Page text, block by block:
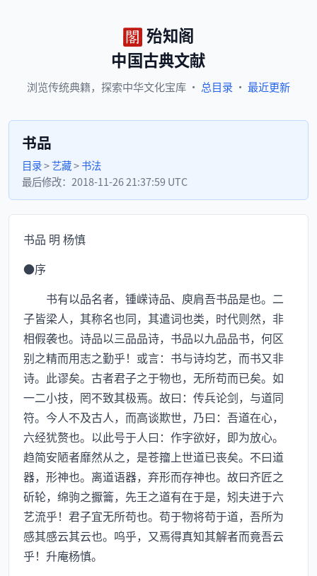
殆知阁
中国古典文献
浏览传统典籍， 探索中华文化宝库 · 总目录 · 最近更新
书品
目录>艺藏>书法
最后修改： 2018-11-26 21:37:59 UTC
书品 明 杨慎
●序
书有以品名者，锺嵘诗品、庾肩吾书品是也。二
子皆梁人，其称名也同，其遣词也类，时代则然，非
相假袭也。诗品以三品品诗，书品以九品品书，何区
别之精而用志之勤乎！或言：书与诗均艺，而书又非
诗。此谬矣。古者君子之于物也，无所苟而已矣。如
一二小技，罔不致其极焉。故曰：传兵论剑，与道同
符。今人不及古人，而高谈欺世，乃曰：吾道在心，
六经犹赘也。以此号于人曰：作字欲好，即为放心。
趋简安陋者靡然从之，是苍籀上世道已丧矣。不曰道
器，形神也。离道语器，弃形而存神也。故曰齐匠之
斫轮，绵驹之擫籥，先王之道有在于是，矧夫进于六
艺流乎！君子宜无所苟也。苟于物将苟于道，吾所为
感其感云其云也。呜乎，又焉得真知其解者而竟吾云
乎！升庵杨慎。